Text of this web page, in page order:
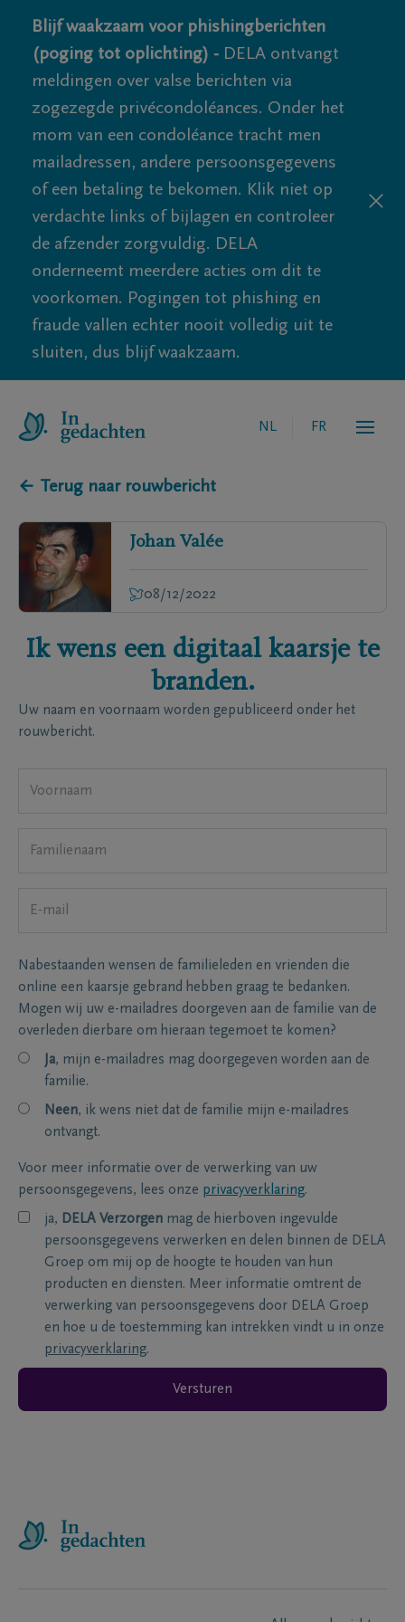
Blijf waakzaam voor phishingberichten
(poging tot oplichting) - DELA ontvangt
meldingen over valse berichten via
zogezegde privécondoléances. Onder het
mom van een condoléance tracht men
mailadressen, andere persoonsgegevens
of een betaling te bekomen. Klik niet op
verdachte links of bijlagen en controleer
de afzender zorgvuldig. DELA
onderneemt meerdere acties om dit te
voorkomen. Pogingen tot phishing en
fraude vallen echter nooit volledig uit te
sluiten, dus blijf waakzaam.
NL FR
← Terug naar rouwbericht
Johan Valée
08/12/2022
Ik wens een digitaal kaarsje te
branden.
Uw naam en voornaam worden gepubliceerd onder het
rouwbericht.
Nabestaanden wensen de familieleden en vrienden die
online een kaarsje gebrand hebben graag te bedanken.
Mogen wij uw e-mailadres doorgeven aan de familie van de
overleden dierbare om hieraan tegemoet te komen?
Ja, mijn e-mailadres mag doorgegeven worden aan de
familie.
Neen, ik wens niet dat de familie mijn e-mailadres
ontvangt.
Voor meer informatie over de verwerking van uw
persoonsgegevens, lees onze privacyverklaring.
ja, DELA Verzorgen mag de hierboven ingevulde
persoonsgegevens verwerken en delen binnen de DELA
Groep om mij op de hoogte te houden van hun
producten en diensten. Meer informatie omtrent de
verwerking van persoonsgegevens door DELA Groep
en hoe u de toestemming kan intrekken vindt u in onze
privacyverklaring.
Versturen